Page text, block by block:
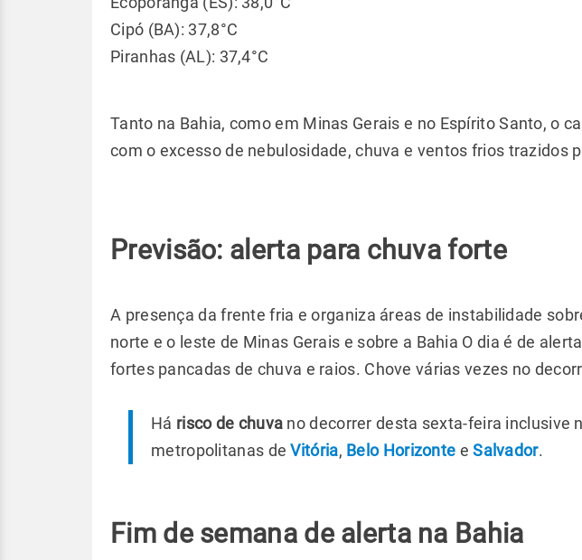
Cipó (BA): 37,8°C
Piranhas (AL): 37,4°C
Tanto na Bahia, como em Minas Gerais e no Espírito Santo, o
com o excesso de nebulosidade, chuva e ventos frios trazidos
Previsão: alerta para chuva forte
A presença da frente fria e organiza áreas de instabilidade
norte e o leste de Minas Gerais e sobre a Bahia O dia é de
fortes pancadas de chuva e raios. Chove várias vezes no
Há risco de chuva no decorrer desta sexta-feira inclusive
metropolitanas deVitória, Belo Horizonte eSalvador.
Fim de semana de alerta na Bahia